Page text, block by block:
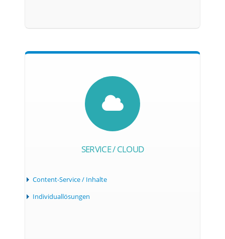
SERVICE / CLOUD
Content-Service / Inhalte
Individuallösungen